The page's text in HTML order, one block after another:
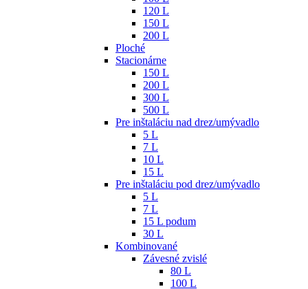
120 L
150 L
200 L
Ploché
Stacionárne
150 L
200 L
300 L
500 L
Pre inštaláciu nad drez/umývadlo
5 L
7 L
10 L
15 L
Pre inštaláciu pod drez/umývadlo
5 L
7 L
15 L podum
30 L
Kombinované
Závesné zvislé
80 L
100 L